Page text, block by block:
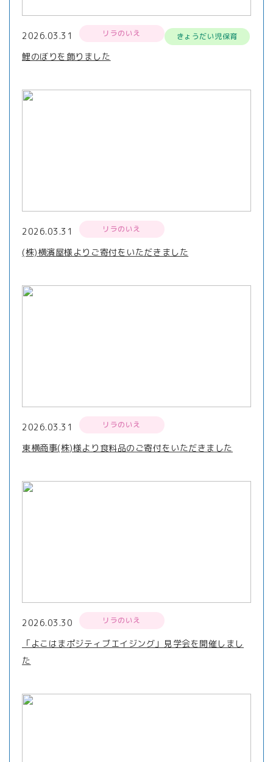
2026.03.31 リラのいえ きょうだい児保育
鯉のぼりを飾りました
2026.03.31 リラのいえ
(株)横濱屋様よりご寄付をいただきました
2026.03.31 リラのいえ
東横商事(株)様より食料品のご寄付をいただきました
2026.03.30 リラのいえ
「よこはまポジティブエイジング」見学会を開催しまし
た